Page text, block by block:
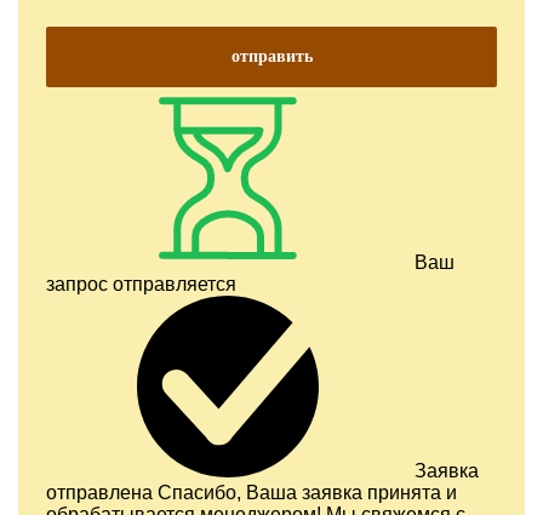
отправить
Ваш
запрос отправляется
Заявка
отправлена Спасибо, Ваша заявка принята и